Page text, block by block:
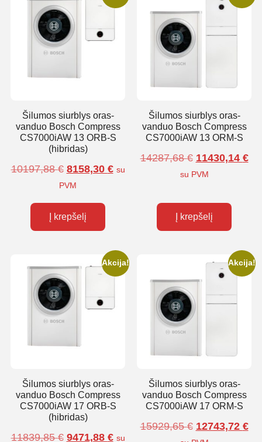
Šilumos siurblys oras-
vanduo Bosch Compress
CS7000iAW 13 ORB-S
(hibridas)
10197,88€ 8158,30 € su
PVM
Į krepšelį
Šilumos siurblys oras-
vanduo Bosch Compress
CS7000iAW 13 ORM-S
14287,68€ 11430,14 €
su PVM
Į krepšelį
Akcija!
Šilumos siurblys oras-
vanduo Bosch Compress
CS7000iAW 17 ORB-S
(hibridas)
11839,85€ 9471,88 € su
Akcija!
Šilumos siurblys oras-
vanduo Bosch Compress
CS7000iAW 17 ORM-S
15929,65€ 12743,72 €